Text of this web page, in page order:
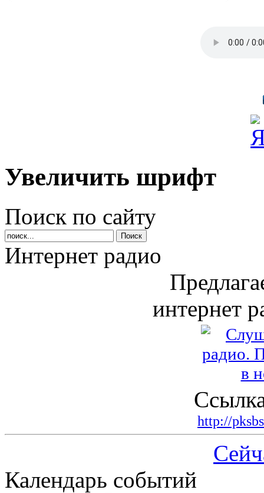
Увеличить шрифт
Поиск по сайту
Интернет радио
интернет
http://
Календарь событий